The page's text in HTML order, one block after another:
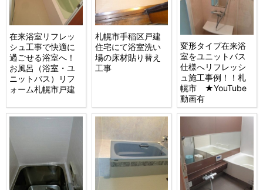
在来浴室リフレッ
シュ工事で快適に
過ごせる浴室へ！
お風呂（浴室・ユ
ニットバス）リフ
ォーム札幌市戸建
札幌市手稲区戸建
住宅にて浴室洗い
場の床材貼り替え
工事
変形タイプ在来浴
室をユニットバス
仕様へリフレッシ
ュ施工事例！！札
幌市 ★YouTube
動画有